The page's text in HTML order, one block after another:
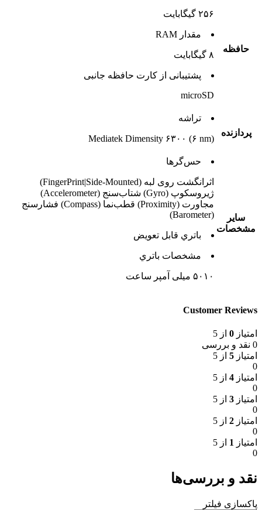
حافظه
۲۵۶ گیگابایت
مقدار RAM
۸ گیگابایت
پشتيبانی از کارت حافظه جانبی
microSD
پردازنده
تراشه
Mediatek Dimensity ۶۳۰۰ (۶ nm)
ساير
مشخصات
حس‌گرها
اثرانگشت روی لبه (FingerPrint|Side-Mounted)
ژیروسکوپ (Gyro) شتاب‌سنج (Accelerometer)
مجاورت (Proximity) قطب‌نما (Compass) فشارسنج
(Barometer)
باتري قابل تعويض
مشخصات باتري
۵۰۱۰ میلی آمپر ساعت
Customer Reviews
امتیاز 0 از 5
0 نقد و بررسی
امتیاز 5 از 5
0
امتیاز 4 از 5
0
امتیاز 3 از 5
0
امتیاز 2 از 5
0
امتیاز 1 از 5
0
نقد و بررسی‌ها
پاکسازی فیلتر